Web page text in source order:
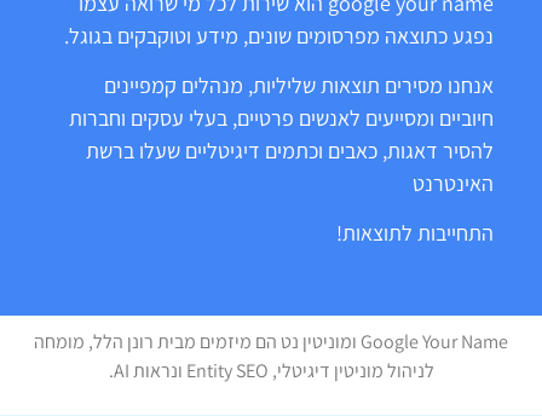
נפגע כתוצאה מפרסומים שונים, מידע וטוקבקים בגוגל.
אנחנו מסירים תוצאות שליליות, מנהלים קמפיינים
חיוביים ומסייעים לאנשים פרטיים, בעלי עסקים וחברות
להסיר דאגות, כאבים וכתמים דיגיטליים שעלו ברשת
האינטרנט
התחייבות לתוצאות!
Google Your Name ומוניטין נט הם מיזמים מבית רונן הלל, מומחה
לניהול מוניטין דיגיטלי, Entity SEO ונראות AI.